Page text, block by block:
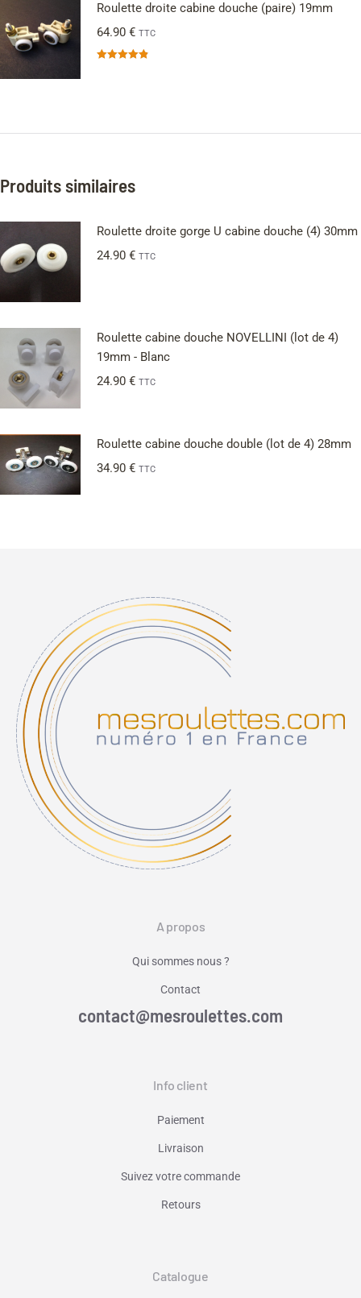
Roulette droite cabine douche (paire) 19mm
64.90 € TTC
Produits similaires
Roulette droite gorge U cabine douche (4) 30mm
24.90 € TTC
Roulette cabine douche NOVELLINI (lot de 4)
19mm - Blanc
24.90 € TTC
Roulette cabine douche double (lot de 4) 28mm
34.90 € TTC
A propos
Qui sommes nous ?
Contact
contact@mesroulettes.com
Info client
Paiement
Livraison
Suivez votre commande
Retours
Catalogue